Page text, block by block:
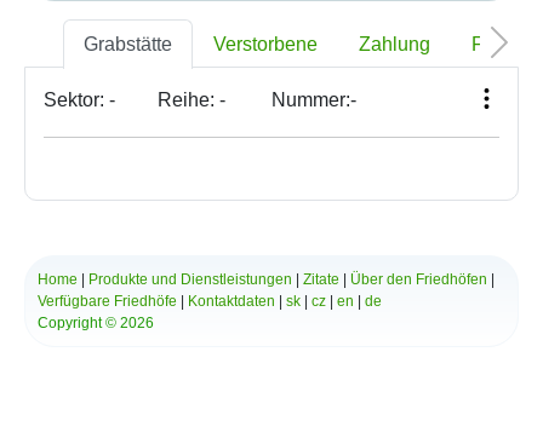
Grabstätte Verstorbene Zahlung Foto
Sektor: - Reihe: - Nummer:-
Home Produkte und Dienstleistungen Zitate Über den Friedhöfen
Verfügbare Friedhöfe
Kontaktdaten sk cz en
de
Copyright © 2026